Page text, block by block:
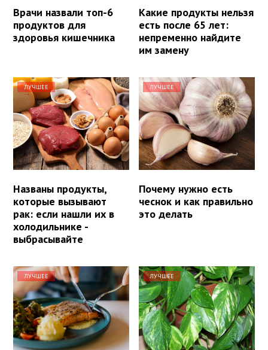
Врачи назвали топ-6
продуктов для
здоровья кишечника
Какие продукты нельзя
есть после 65 лет:
непременно найдите
им замену
ЛУЧШЕЕ
Названы продукты,
которые вызывают
рак: если нашли их в
холодильнике -
выбрасывайте
ЛУЧШЕЕ
Почему нужно есть
чеснок и как правильно
это делать
ЛУЧШЕЕ ЛУЧШЕЕ